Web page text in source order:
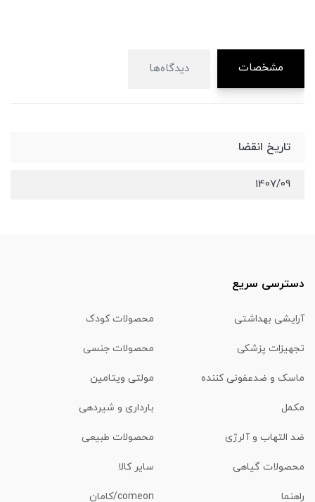
مشخصات دیدگاه‌ها
تاریخ انقضا
1407/09
دسترسی سریع
آرایشی بهداشتی محصولات کودک
تجهیزات پزشکی محصولات جنسی
ماسک و ضدعفونی کننده مولتی ویتامین
مکمل بارداری و شیردهی
ضد التهاب و آلرژی محصولات طبیعی
محصولات گیاهی سایر کالا
راهنما comeon/کامان